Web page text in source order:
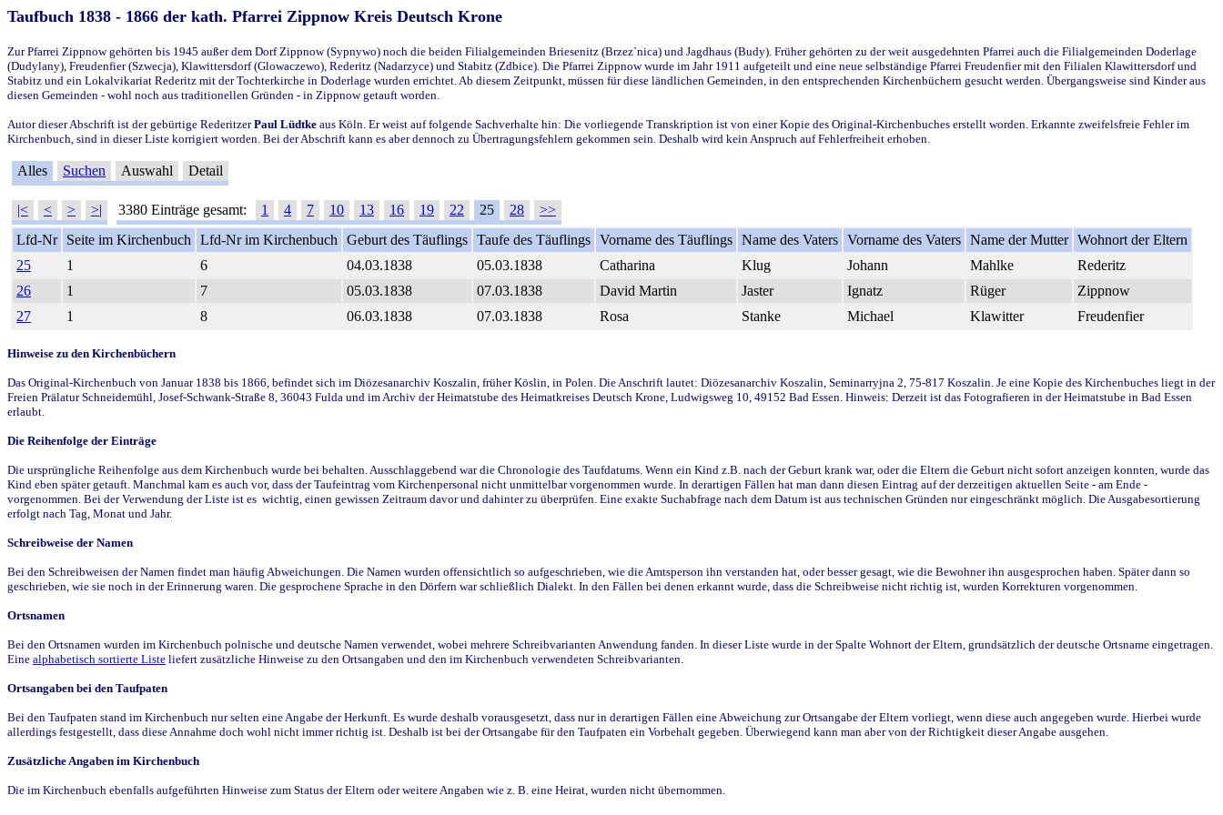
Taufbuch 1838 - 1866 der kath. Pfarrei Zippnow Kreis Deutsch Krone
Zur Pfarrei Zippnow gehörten bis 1945 außer dem Dorf Zippnow (Sypnywo) noch die beiden Filialgemeinden Briesenitz (Brzez`nica) und Jagdhaus (Budy). Früher gehörten zu der weit ausgedehnten Pfarrei auch die Filialgemeinden Doderlage
(Dudylany), Freudenfier (Szwecja), Klawittersdorf (Glowaczewo), Rederitz (Nadarzyce) und Stabitz (Zdbice). Die Pfarrei Zippnow wurde im Jahr 1911 aufgeteilt und eine neue selbständige Pfarrei Freudenfier mit den Filialen Klawittersdorf und
Stabitz und ein Lokalvikariat Rederitz mit der Tochterkirche in Doderlage wurden errichtet. Ab diesem Zeitpunkt, müssen für diese ländlichen Gemeinden, in den entsprechenden Kirchenbüchern gesucht werden. Übergangsweise sind Kinder aus
diesen Gemeinden - wohl noch aus traditionellen Gründen - in Zippnow getauft worden.
Autor dieser Abschrift ist der gebürtige RederitzerPaul Lüdtke aus Köln. Er weist auf folgende Sachverhalte hin: Die vorliegende Transkription ist von einer Kopie des Original-Kirchenbuches erstellt worden. Erkannte zweifelsfreie Fehler im
Kirchenbuch, sind in dieser Liste korrigiert worden. Bei der Abschrift kann es aber dennoch zu Übertragungsfehlern gekommen sein. Deshalb wird kein Anspruch auf Fehlerfreiheit erhoben.
Alles Suchen Auswahl Detail
|< < > >| 3380 Einträge gesamt: 1 4 7 10 13 16 19 22 25 28
>>
Lfd-Nr
Seite im Kirchenbuch Lfd-Nr im Kirchenbuch Geburt des Täuflings Taufe des Täuflings Vorname des Täuflings Name des Vaters Vorname des Vaters Name der Mutter Wohnort der Eltern
25
1 6 04.03.1838 05.03.1838 Catharina Klug Johann Mahlke
Rederitz
26
1 7 05.03.1838 07.03.1838 David Martin Jaster Ignatz Rüger
Zippnow
27
1 8 06.03.1838 07.03.1838 Rosa Stanke Michael Klawitter Freudenfier
Hinweise zu den Kirchenbüchern
Das Original-Kirchenbuch von Januar 1838 bis 1866, befindet sich im Diözesanarchiv Koszalin, früher Köslin, in Polen. Die Anschrift lautet: Diözesanarchiv Koszalin, Seminarryjna 2, 75-817 Koszalin. Je eine Kopie des Kirchenbuches liegt in der
Freien Prälatur Schneidemühl, Josef-Schwank-Straße 8, 36043 Fulda und im Archiv der Heimatstube des Heimatkreises Deutsch Krone, Ludwigsweg 10, 49152 Bad Essen. Hinweis: Derzeit ist das Fotografieren in der Heimatstube in Bad Essen
erlaubt.
Die Reihenfolge der Einträge
Die ursprüngliche Reihenfolge aus dem Kirchenbuch wurde bei behalten. Ausschlaggebend war die Chronologie des Taufdatums. Wenn ein Kind z.B. nach der Geburt krank war, oder die Eltern die Geburt nicht sofort anzeigen konnten, wurde das
Kind eben später getauft. Manchmal kam es auch vor, dass der Taufeintrag vom Kirchenpersonal nicht unmittelbar vorgenommen wurde. In derartigen Fällen hat man dann diesen Eintrag auf der derzeitigen aktuellen Seite - am Ende -
vorgenommen. Bei der Verwendung der Liste ist es wichtig, einen gewissen Zeitraum davor und dahinter zu überprüfen. Eine exakte Suchabfrage nach dem Datum ist aus technischen Gründen nur eingeschränkt möglich. Die Ausgabesortierung
erfolgt nach Tag, Monat und Jahr.
Schreibweise der Namen
Bei den Schreibweisen der Namen findet man häufig Abweichungen. Die Namen wurden offensichtlich so aufgeschrieben, wie die Amtsperson ihn verstanden hat, oder besser gesagt, wie die Bewohner ihn ausgesprochen haben. Später dann so
geschrieben, wie sie noch in der Erinnerung waren. Die gesprochene Sprache in den Dörfern war schließlich Dialekt. In den Fällen bei denen erkannt wurde, dass die Schreibweise nicht richtig ist, wurden Korrekturen vorgenommen.
Ortsnamen
Bei den Ortsnamen wurden im Kirchenbuch polnische und deutsche Namen verwendet, wobei mehrere Schreibvarianten Anwendung fanden. In dieser Liste wurde in der Spalte Wohnort der Eltern, grundsätzlich der deutsche Ortsname eingetragen.
Eine alphabetisch sortierte Liste liefert zusätzliche Hinweise zu den Ortsangaben und den im Kirchenbuch verwendeten Schreibvarianten.
Ortsangaben bei den Taufpaten
Bei den Taufpaten stand im Kirchenbuch nur selten eine Angabe der Herkunft. Es wurde deshalb vorausgesetzt, dass nur in derartigen Fällen eine Abweichung zur Ortsangabe der Eltern vorliegt, wenn diese auch angegeben wurde. Hierbei wurde
allerdings festgestellt, dass diese Annahme doch wohl nicht immer richtig ist. Deshalb ist bei der Ortsangabe für den Taufpaten ein Vorbehalt gegeben. Überwiegend kann man aber von der Richtigkeit dieser Angabe ausgehen.
Zusätzliche Angaben im Kirchenbuch
Die im Kirchenbuch ebenfalls aufgeführten Hinweise zum Status der Eltern oder weitere Angaben wie z. B. eine Heirat, wurden nicht übernommen.